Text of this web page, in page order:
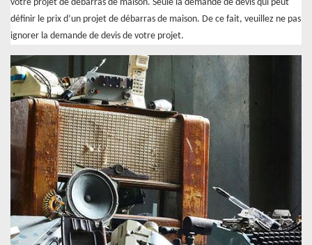
votre projet de débarras de maison. Seule la demande de devis qui peut
définir le prix d’un projet de débarras de maison. De ce fait, veuillez ne pas
ignorer la demande de devis de votre projet.